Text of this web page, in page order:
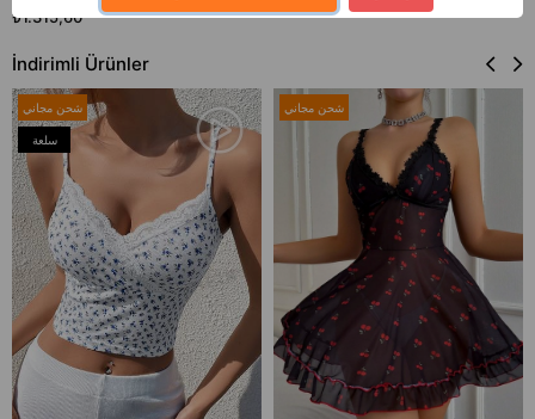
₺1.315,60
İndirimli Ürünler
شحن مجاني
سلعة
شحن مجاني